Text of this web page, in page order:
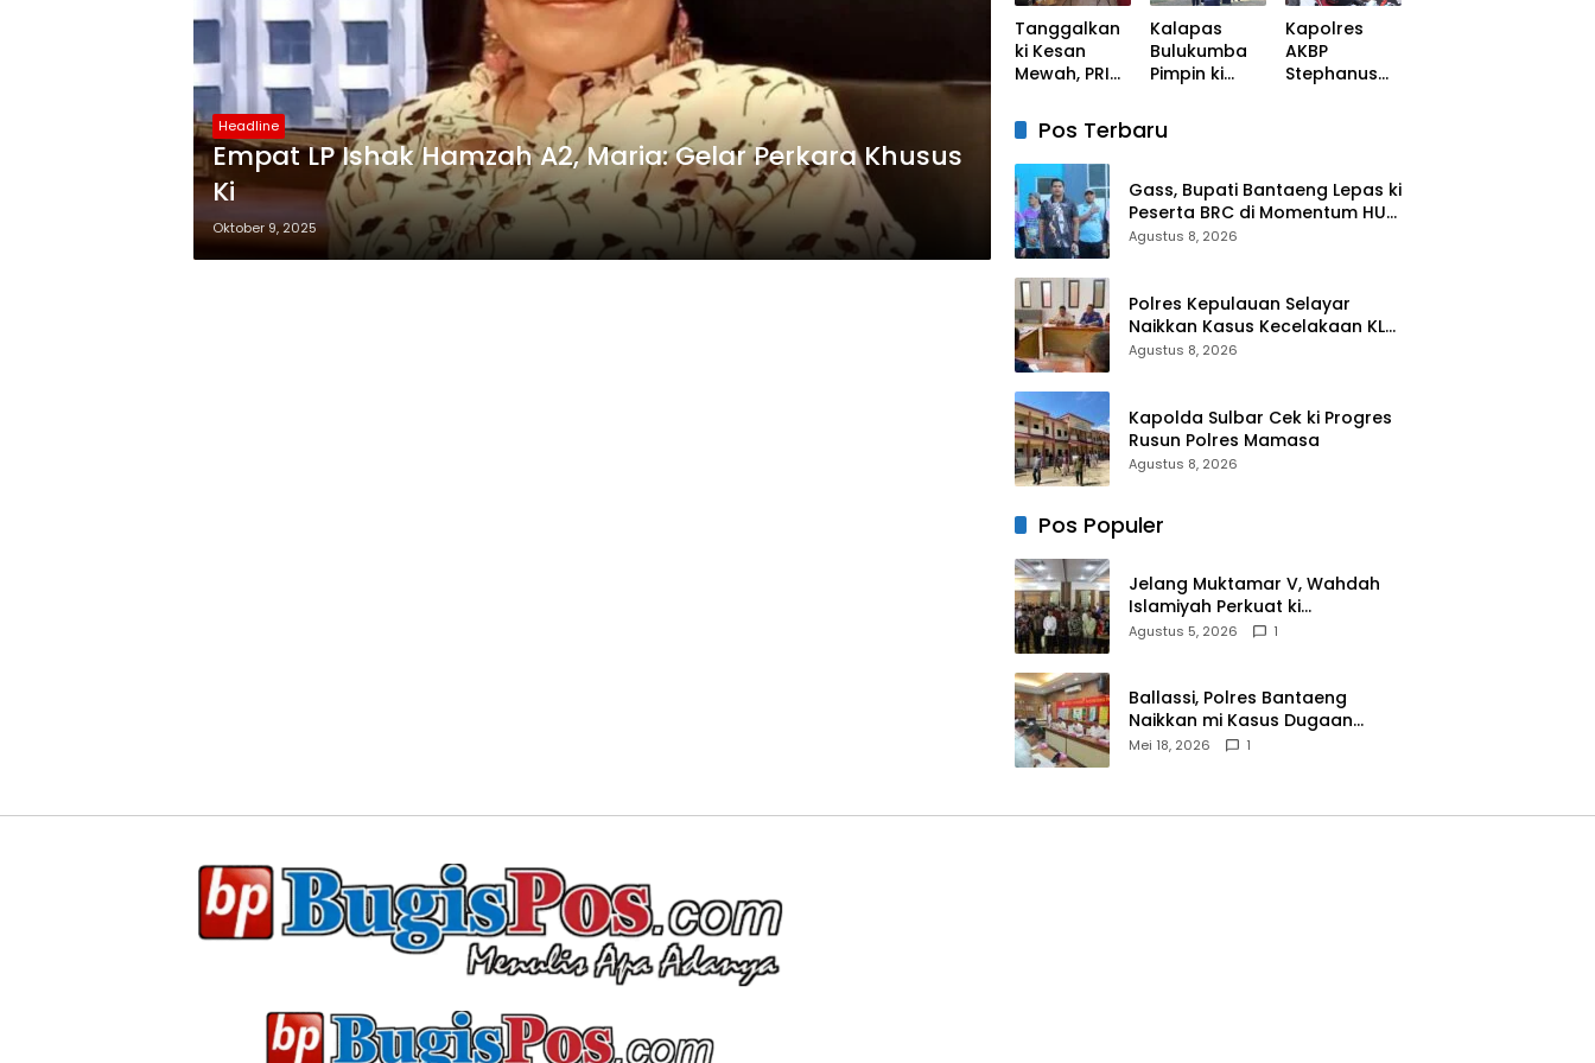
Headline
Empat LP Ishak Hamzah A2, Maria: Gelar Perkara Khusus
Ki
Oktober 9, 2025
Salsa ke
Tahap
Penyidikan
Tanggalkan
ki Kesan
Mewah, PRI
Warkop dan
Pasar Rakyat
untuk
Rayakan HUT
Ke-1
Kalapas
Bulukumba
Pimpin ki
TMP
Kapolres
AKBP
Stephanus
Polres
Bulukumba
Pancasila
Pos Terbaru
Gass, Bupati Bantaeng Lepas ki
Peserta BRC di Momentum HUT
ke-10
Agustus 8, 2026
Polres Kepulauan Selayar
Naikkan Kasus Kecelakaan KLM
Nurul Salsa ke Tahap
Agustus 8, 2026
Kapolda Sulbar Cek ki Progres
Rusun Polres Mamasa
Agustus 8, 2026
Pos Populer
Jelang Muktamar V, Wahdah
Islamiyah Perkuat ki
Wasathiyah dan Kebangsaan
Agustus 5, 2026 1
Ballassi, Polres Bantaeng
Naikkan mi Kasus Dugaan
Korupsi PDAM ke Penyidikan
Mei 18, 2026 1